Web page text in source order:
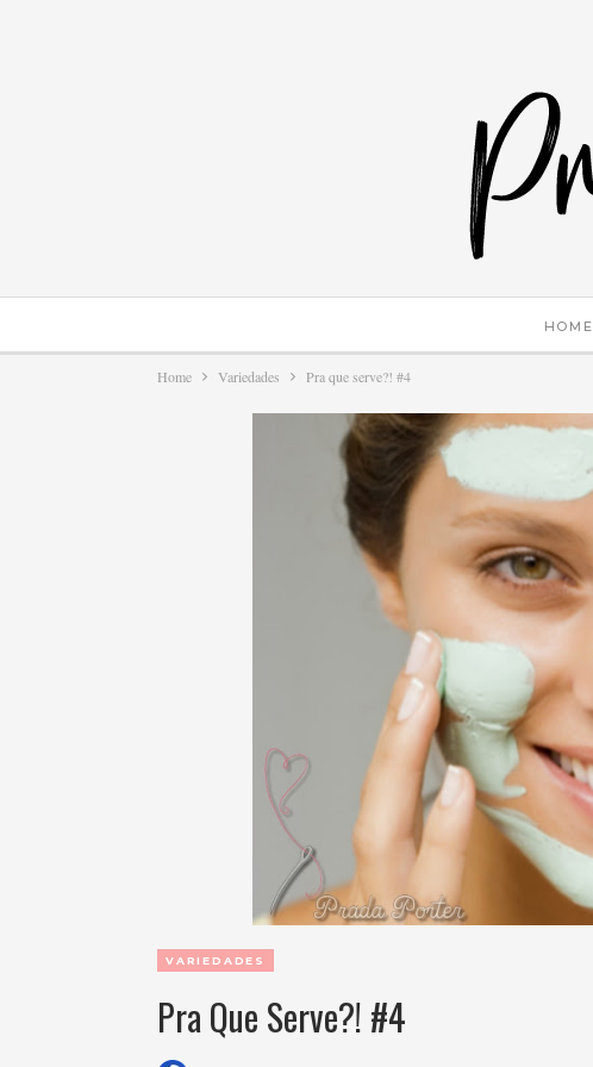
HOME
Home Variedades Pra que serve?! #4
VARIEDADES
Pra Que Serve?! #4